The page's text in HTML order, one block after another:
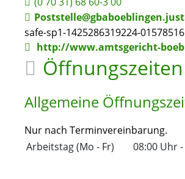
safe-sp1-1425286319224-
http://www.amtsgericht-
Öffnungszeiten
Allgemeine
Nur nach Terminvereinbarung.
Arbeitstag (Mo - Fr)
08:00 Uhr-